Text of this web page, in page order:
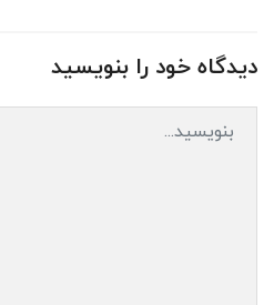
دیدگاه خود را بنویسید